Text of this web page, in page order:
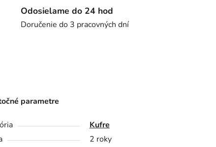
Odosielame do 24 hod
Doručenie do 3 pracovných dní
parametre
Kufre
2 roky